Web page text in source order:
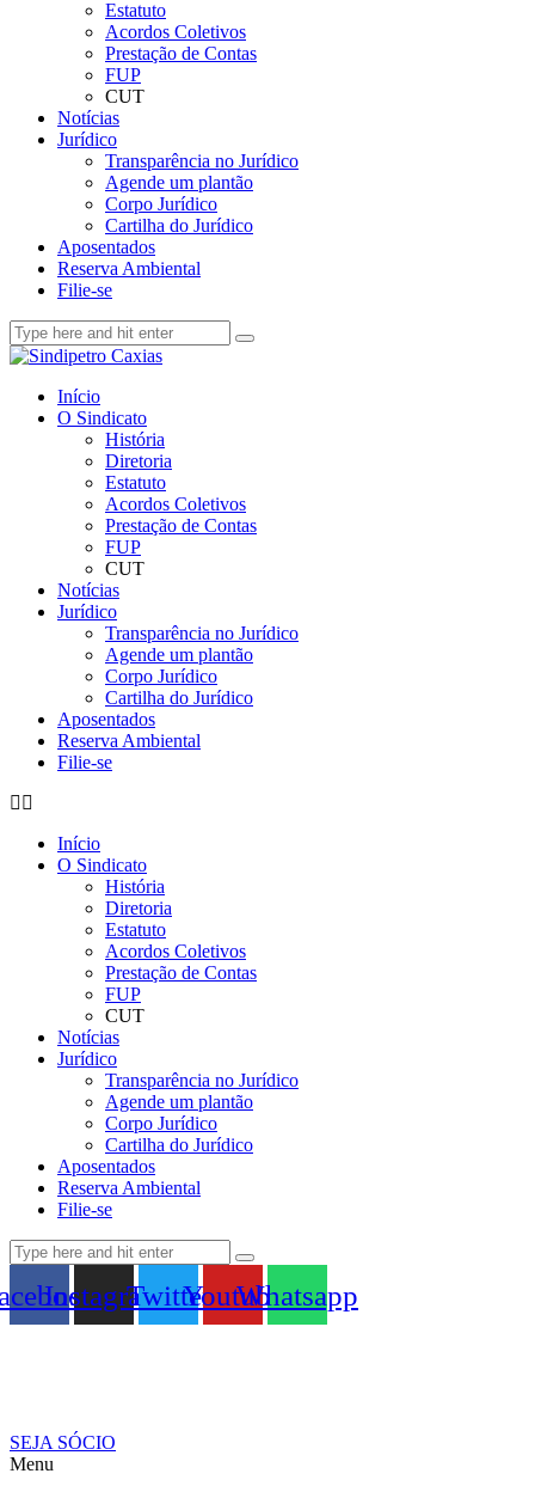
Estatuto
Acordos Coletivos
Prestação de Contas
FUP
CUT
Notícias
Jurídico
Transparência no Jurídico
Agende um plantão
Corpo Jurídico
Cartilha do Jurídico
Aposentados
Reserva Ambiental
Filie-se
Início
O Sindicato
História
Diretoria
Estatuto
Acordos Coletivos
Prestação de Contas
FUP
CUT
Notícias
Jurídico
Transparência no Jurídico
Agende um plantão
Corpo Jurídico
Cartilha do Jurídico
Aposentados
Reserva Ambiental
Filie-se
Início
O Sindicato
História
Diretoria
Estatuto
Acordos Coletivos
Prestação de Contas
FUP
CUT
Notícias
Jurídico
Transparência no Jurídico
Agende um plantão
Corpo Jurídico
Cartilha do Jurídico
Aposentados
Reserva Ambiental
Filie-se
InstagramTwitterYoutubeWhatsapp
SEJA SÓCIO
Menu